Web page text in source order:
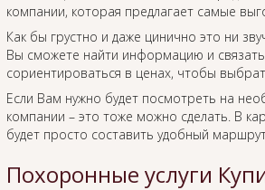
компании, которая предлагает самые
Как бы грустно и даже цинично это ни
Вы сможете найти информацию и
сориентироваться в ценах, чтобы
Если Вам нужно будет посмотреть на
компании – это тоже можно сделать. В
будет просто составить удобный
Похоронные услуги